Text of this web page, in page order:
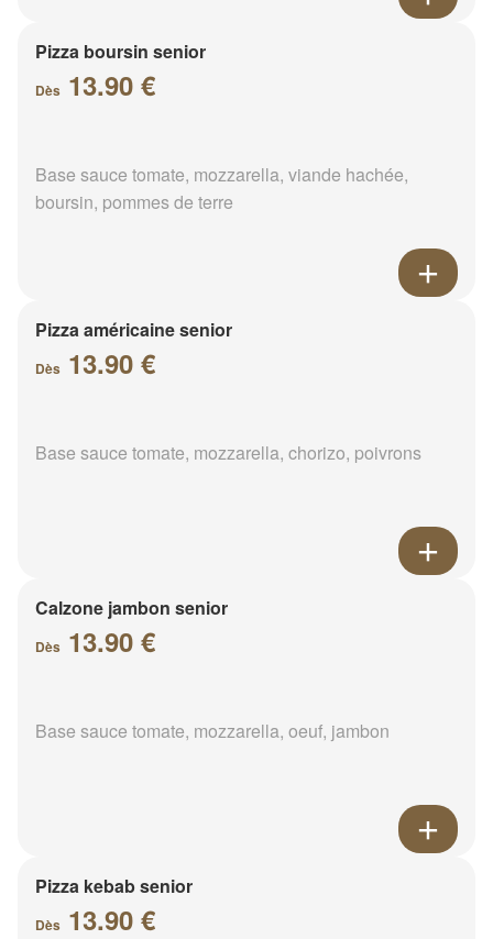
Pizza boursin senior
Dès 13.90 €
Base sauce tomate, mozzarella, viande hachée,
boursin, pommes de terre
Pizza américaine senior
Dès 13.90 €
Base sauce tomate, mozzarella, chorizo, poivrons
Calzone jambon senior
Dès 13.90 €
Base sauce tomate, mozzarella, oeuf, jambon
Pizza kebab senior
Dès 13.90 €